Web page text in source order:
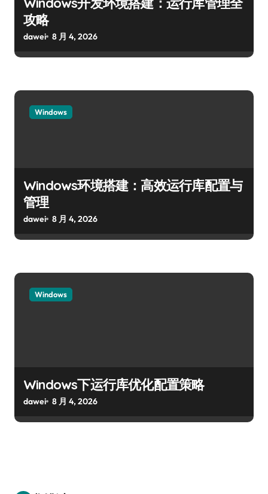
攻略
dawei 8 月 4, 2026
Windows
Windows环境搭建：高效运行库配置与
管理
dawei 8 月 4, 2026
Windows
Windows下运行库优化配置策略
dawei 8 月 4, 2026